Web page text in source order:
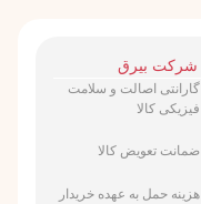
شرکت بیرق
گارانتی اصالت و سلامت
فیزیکی کالا
ضمانت تعویض کالا
هزینه حمل به عهده خریدار